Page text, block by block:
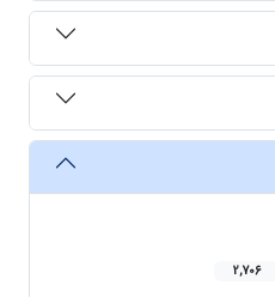
2,706